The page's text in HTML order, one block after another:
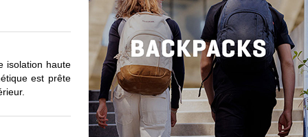
isolation haute
est prête